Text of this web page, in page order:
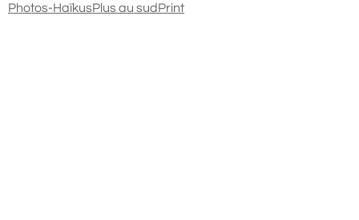
Photos-HaïkusPlus au sudPrint